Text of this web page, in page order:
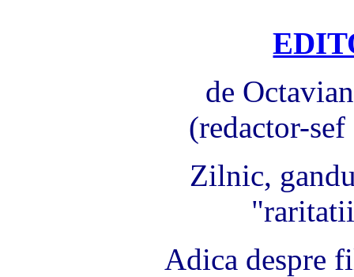
de
(redactor-
Zilnic,
Adica despre